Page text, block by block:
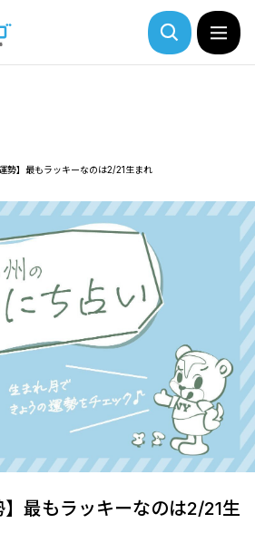
勢】最もラッキーなのは2/21生まれ
】最もラッキーなのは2/21生